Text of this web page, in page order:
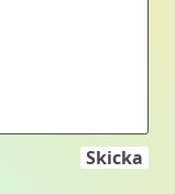
Skicka